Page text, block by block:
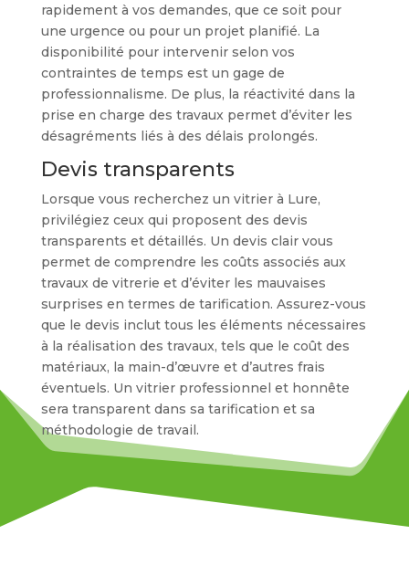
rapidement à vos demandes, que ce soit pour
une urgence ou pour un projet planifié. La
disponibilité pour intervenir selon vos
contraintes de temps est un gage de
professionnalisme. De plus, la réactivité dans la
prise en charge des travaux permet d’éviter les
désagréments liés à des délais prolongés.
Devis transparents
Lorsque vous recherchez un vitrier à Lure,
privilégiez ceux qui proposent des devis
transparents et détaillés. Un devis clair vous
permet de comprendre les coûts associés aux
travaux de vitrerie et d’éviter les mauvaises
surprises en termes de tarification. Assurez-vous
que le devis inclut tous les éléments nécessaires
à la réalisation des travaux, tels que le coût des
matériaux, la main-d’œuvre et d’autres frais
éventuels. Un vitrier professionnel et honnête
sera transparent dans sa tarification et sa
méthodologie de travail.